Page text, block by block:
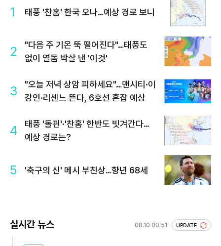
1 태풍 '찬홈' 한국 오나…예상 경로 보니
2
"다음 주 기온 뚝 떨어진다"…태풍도
없이 열돔 박살 낸 '이것'
3
"오늘 저녁 상암 피하세요"…맨시티·이
강인·리센느 뜬다, 6호선 혼잡 예상
4
태풍 '돌핀'·'찬홈' 한반도 빗겨간다…
예상 경로는?
5 '축구의 신' 메시 부친상…향년 68세
실시간 뉴스 08.10 00:51 UPDATE